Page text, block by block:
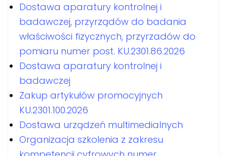
Dostawa aparatury kontrolnej i
badawczej, przyrządów do badania
właściwości fizycznych, przyrzadów do
pomiaru numer post. KU.2301.86.2026
Dostawa aparatury kontrolnej i
badawczej
Zakup artykułów promocyjnych
KU.2301.100.2026
Dostawa urządzeń multimedialnych
Organizacja szkolenia z zakresu